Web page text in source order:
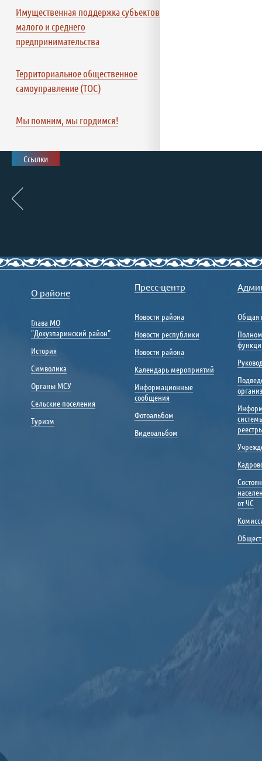
Имущественная поддержка субъектов
малого и среднего
предпринимательства
Территориальное общественное
самоуправление (ТОС)
Мы помним, мы гордимся!
Ссылки
О районе
Глава МО
"Докузпаринский район"
История
Символика
Органы МСУ
Сельские поселения
Туризм
Пресс-центр
Новости района
Новости республики
Новости района
Календарь мероприятий
Информационные
сообщения
Фотоальбом
Видеоальбом
Общая
от ЧС